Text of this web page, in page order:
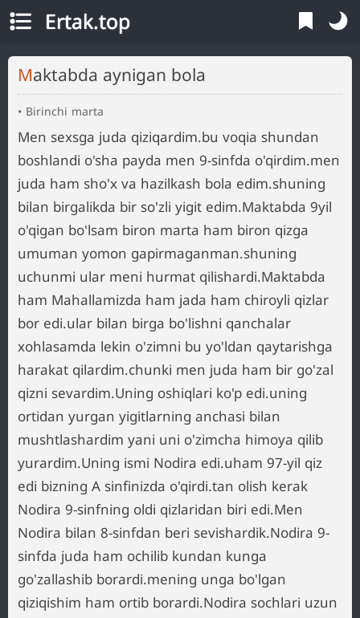
Ertak.top
Maktabda aynigan bola
Birinchi marta
Men sexsga juda qiziqardim.bu voqia shundan
boshlandi o'sha payda men 9-sinfda o'qirdim.men
juda ham sho'x va hazilkash bola edim.shuning
bilan birgalikda bir so'zli yigit edim.Maktabda 9yil
o'qigan bo'lsam biron marta ham biron qizga
umuman yomon gapirmaganman.shuning
uchunmi ular meni hurmat qilishardi.Maktabda
ham Mahallamizda ham jada ham chiroyli qizlar
bor edi.ular bilan birga bo'lishni qanchalar
xohlasamda lekin o'zimni bu yo'ldan qaytarishga
harakat qilardim.chunki men juda ham bir go'zal
qizni sevardim.Uning oshiqlari ko'p edi.uning
ortidan yurgan yigitlarning anchasi bilan
mushtlashardim yani uni o'zimcha himoya qilib
yurardim.Uning ismi Nodira edi.uham 97-yil qiz
edi bizning A sinfinizda o'qirdi.tan olish kerak
Nodira 9-sinfning oldi qizlaridan biri edi.Men
Nodira bilan 8-sinfdan beri sevishardik.Nodira 9-
sinfda juda ham ochilib kundan kunga
go'zallashib borardi.mening unga bo'lgan
qiziqishim ham ortib borardi.Nodira sochlari uzun